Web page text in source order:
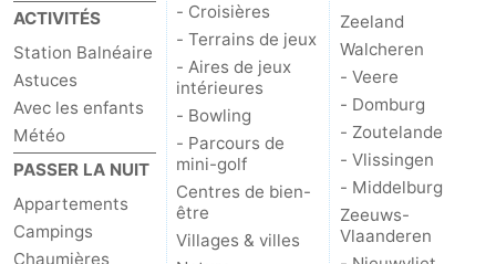
ACTIVITÉS
Station Balnéaire
Astuces
Avec les enfants
Météo
PASSER LA NUIT
Appartements
Campings
Chaumières
- Croisières
- Terrains de jeux
- Aires de jeux
intérieures
- Bowling
- Parcours de
mini-golf
Centres de bien-
être
Villages & villes
Zeeland
Walcheren
- Veere
- Domburg
- Zoutelande
- Vlissingen
- Middelburg
Zeeuws-
Vlaanderen